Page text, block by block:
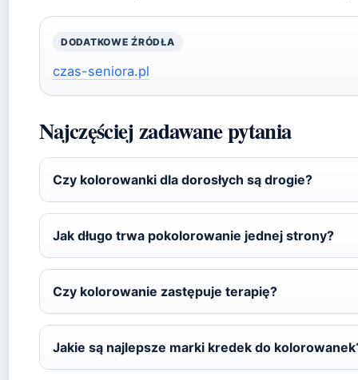
DODATKOWE ŹRÓDŁA
czas-seniora.pl
Najczęściej zadawane pytania
Czy kolorowanki dla dorosłych są drogie?
Jak długo trwa pokolorowanie jednej strony?
Czy kolorowanie zastępuje terapię?
Jakie są najlepsze marki kredek do